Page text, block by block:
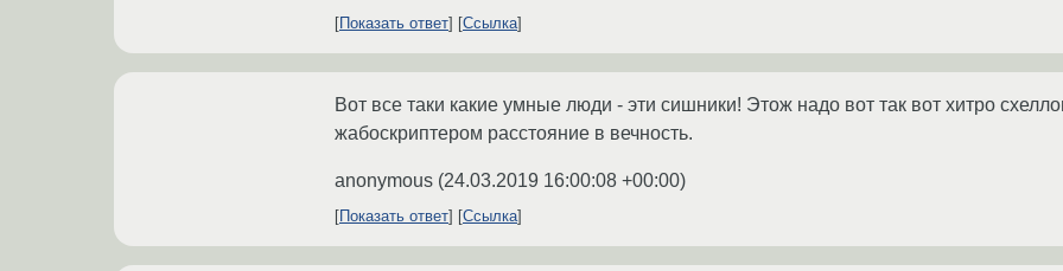
Показать ответ Ссылка
Вот все таки какие умные люди - эти сишники! Этож надо вот так вот хитро
жабоскриптером расстояние в вечность.
anonymous (24.03.2019 16:00:08 +00:00)
Показать ответ Ссылка